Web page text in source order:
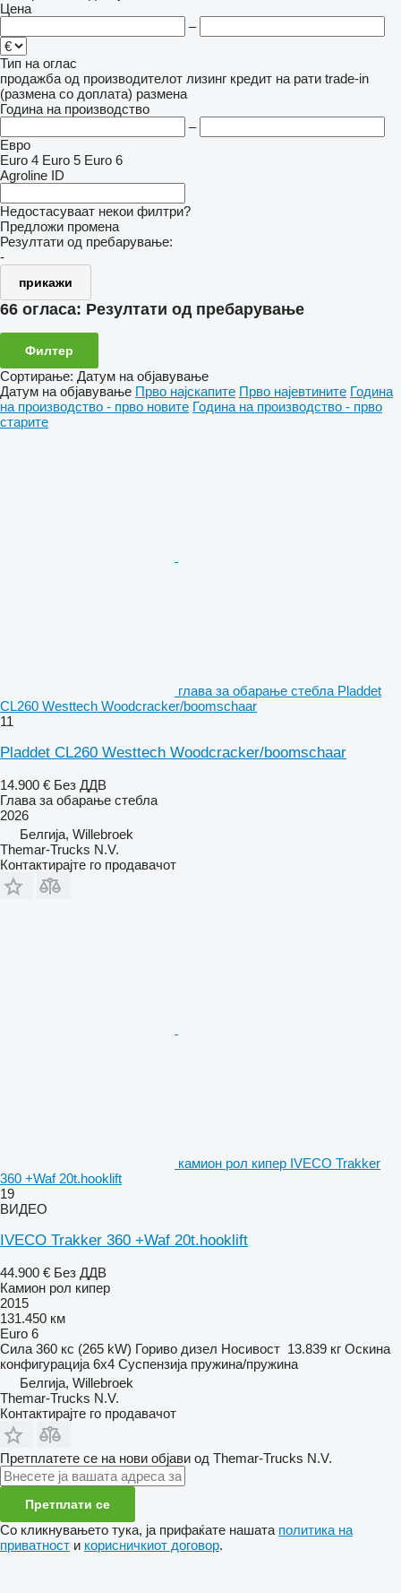
Цена
–
Тип на оглас
продажба од производителот лизинг кредит на рати trade-in
(размена со доплата) размена
Година на производство
–
Евро
Euro 4 Euro 5 Euro 6
Agroline ID
Недостасуваат некои филтри?
Предложи промена
Резултати од пребарување:
-
прикажи
66 огласа: Резултати од пребарување
Филтер
Сортирање: Датум на објавување
Датум на објавување Прво најскапите Прво најевтините Година
на производство - прво новите Година на производство - прво
старите
глава за обарање стебла Pladdet
CL260 Westtech Woodcracker/boomschaar
11
Pladdet CL260 Westtech Woodcracker/boomschaar
14.900 € Без ДДВ
Глава за обарање стебла
2026
Белгија, Willebroek
Themar-Trucks N.V.
Контактирајте го продавачот
камион рол кипер IVECO Trakker
360 +Waf 20t.hooklift
19
ВИДЕО
IVECO Trakker 360 +Waf 20t.hooklift
44.900 € Без ДДВ
Камион рол кипер
2015
131.450 км
Euro 6
Сила 360 кс (265 kW) Гориво дизел Носивост 13.839 кг Оскина
конфигурација 6x4 Суспензија пружина/пружина
Белгија, Willebroek
Themar-Trucks N.V.
Контактирајте го продавачот
Претплатете се на нови објави од Themar-Trucks N.V.
Претплати се
Со кликнувањето тука, ја прифаќате нашата политика на
приватност и корисничкиот договор.